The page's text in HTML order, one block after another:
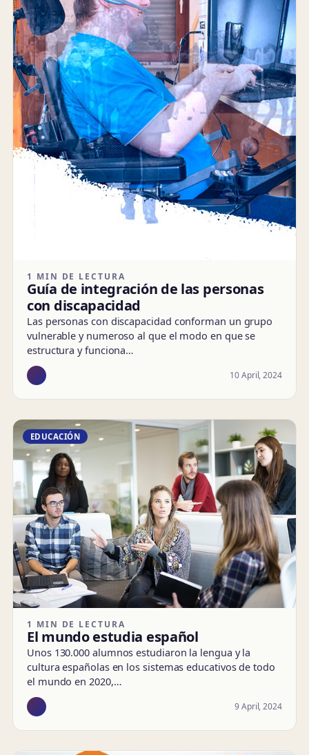
1 MIN DE LECTURA
Guía de integración de las personas
con discapacidad
Las personas con discapacidad conforman un grupo
vulnerable y numeroso al que el modo en que se
estructura y funciona…
10 April, 2024
EDUCACIÓN
1 MIN DE LECTURA
El mundo estudia español
Unos 130.000 alumnos estudiaron la lengua y la
cultura españolas en los sistemas educativos de todo
el mundo en 2020,…
9 April, 2024